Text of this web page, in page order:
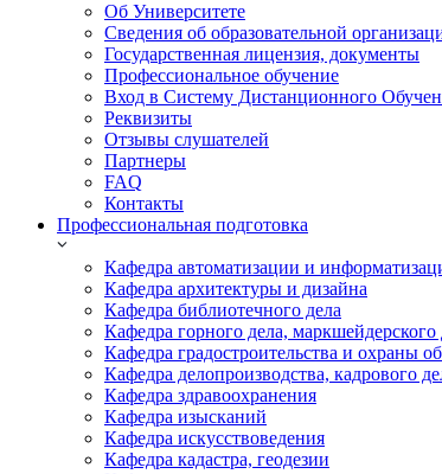
Об Университете
Сведения об образовательной
Государственная лицензия, документы
Профессиональное обучение
Вход в Систему Дистанционного
Реквизиты
Отзывы слушателей
Партнеры
FAQ
Контакты
Профессиональная подготовка
Кафедра автоматизации и
Кафедра архитектуры и дизайна
Кафедра библиотечного дела
Кафедра горного дела, маркшейдерского
Кафедра градостроительства и охраны
Кафедра делопроизводства, кадрового
Кафедра здравоохранения
Кафедра изысканий
Кафедра искусствоведения
Кафедра кадастра, геодезии